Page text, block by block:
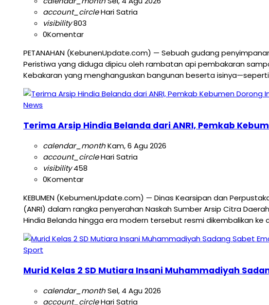
account_circleHari Satria
visibility803
0Komentar
PETANAHAN (KebunenUpdate.com) — Sebuah gudang
Peristiwa yang diduga dipicu oleh rambatan api pembakaran
Kebakaran yang menghanguskan bangunan beserta
News
Terima Arsip Hindia Belanda dari ANRI, Pemkab
calendar_monthKam, 6 Agu 2026
account_circleHari Satria
visibility458
0Komentar
KEBUMEN (KebumenUpdate.com) — Dinas Kearsipan dan
(ANRI) dalam rangka penyerahan Naskah Sumber Arsip Citra
Hindia Belanda hingga era modern tersebut resmi dikembalikan ke
Sport
Murid Kelas 2 SD Mutiara Insani Muhammadiyah
calendar_monthSel, 4 Agu 2026
account_circleHari Satria